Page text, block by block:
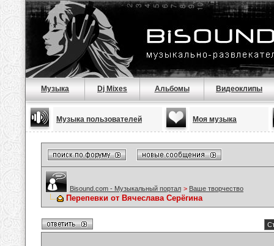
Музыка Dj Mixes Альбомы Видеоклипы
Музыка пользователей Моя музыка
Bisound.com - Музыкальный портал > Ваше творчество
Перепевки от Вячеслава Серёгина